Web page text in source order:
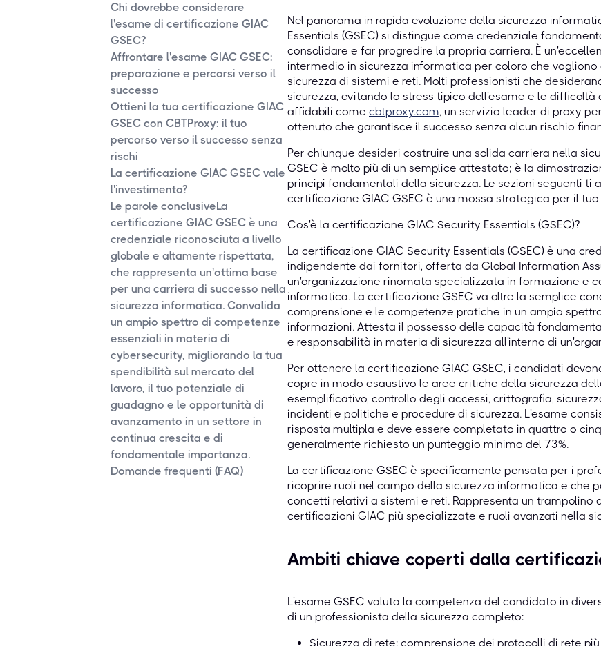
Chi dovrebbe considerare
l'esame di certificazione GIAC
GSEC?
Affrontare l'esame GIAC GSEC:
preparazione e percorsi verso il
successo
Ottieni la tua certificazione GIAC
GSEC con CBTProxy: il tuo
percorso verso il successo senza
rischi
La certificazione GIAC GSEC vale
l'investimento?
Le parole conclusiveLa
certificazione GIAC GSEC è una
credenziale riconosciuta a livello
globale e altamente rispettata,
che rappresenta un'ottima base
per una carriera di successo nella
sicurezza informatica. Convalida
un ampio spettro di competenze
essenziali in materia di
cybersecurity, migliorando la tua
spendibilità sul mercato del
lavoro, il tuo potenziale di
guadagno e le opportunità di
avanzamento in un settore in
continua crescita e di
fondamentale importanza.
Domande frequenti (FAQ)
Nel panorama in rapida evoluzione della sicurezza
Essentials (GSEC) si distingue come credenziale
consolidare e far progredire la propria carriera. È
intermedio in sicurezza informatica per coloro che
sicurezza di sistemi e reti. Molti professionisti che
sicurezza, evitando lo stress tipico dell'esame e le difficoltà
affidabili come cbtproxy.com, un servizio leader di proxy
ottenuto che garantisce il successo senza alcun rischio
Per chiunque desideri costruire una solida carriera nella
GSEC è molto più di un semplice attestato; è la
principi fondamentali della sicurezza. Le sezioni seguenti ti
certificazione GIAC GSEC è una mossa strategica per il
Cos'è la certificazione GIAC Security Essentials (GSEC)?
La certificazione GIAC Security Essentials (GSEC) è una
indipendente dai fornitori, offerta da Global Information
un'organizzazione rinomata specializzata in formazione e
informatica. La certificazione GSEC va oltre la semplice
comprensione e le competenze pratiche in un ampio
informazioni. Attesta il possesso delle capacità
e responsabilità in materia di sicurezza all'interno di
Per ottenere la certificazione GIAC GSEC, i candidati
copre in modo esaustivo le aree critiche della sicurezza
esemplificativo, controllo degli accessi, crittografia,
incidenti e politiche e procedure di sicurezza. L'esame
risposta multipla e deve essere completato in quattro o
generalmente richiesto un punteggio minimo del 73%.
La certificazione GSEC è specificamente pensata per i
ricoprire ruoli nel campo della sicurezza informatica e che
concetti relativi a sistemi e reti. Rappresenta un trampolino
certificazioni GIAC più specializzate e ruoli avanzati nella
Ambiti chiave coperti dalla
L'esame GSEC valuta la competenza del candidato in
di un professionista della sicurezza completo:
Sicurezza di rete: comprensione dei protocolli di rete